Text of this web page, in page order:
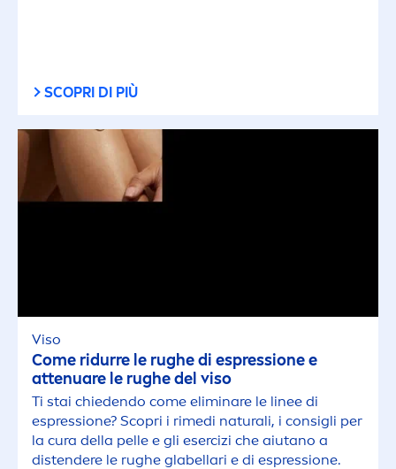
SCOPRI DI PIÙ
Viso
Come ridurre le rughe di espressione e
attenuare le rughe del viso
Ti stai chiedendo come eliminare le linee di
espressione? Scopri i rimedi naturali, i consigli per
la cura della pelle e gli esercizi che aiutano a
distendere le rughe glabellari e di espressione.